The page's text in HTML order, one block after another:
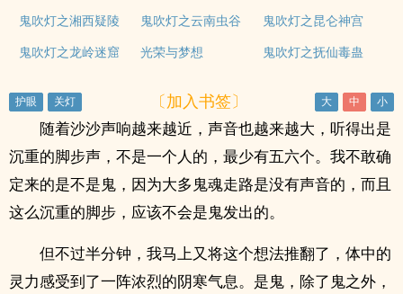
鬼吹灯之湘西疑陵 鬼吹灯之云南虫谷
鬼吹灯之昆仑神宫
鬼吹灯之龙岭迷窟
光荣与梦想 鬼吹灯之抚仙毒蛊
〔加入书签〕
随着沙沙声响越来越近，声音也越来越大，听得出是
沉重的脚步声，不是一个人的，最少有五六个。我不敢确
定来的是不是鬼，因为大多鬼魂走路是没有声音的，而且
这么沉重的脚步，应该不会是鬼发出的。
但不过半分钟，我马上又将这个想法推翻了，体中的
灵力感受到了一阵浓烈的阴寒气息。是鬼，除了鬼之外，